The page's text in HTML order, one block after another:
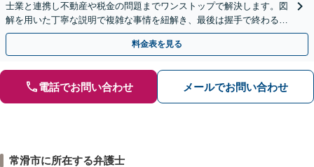
士業と連携し不動産や税金の問題までワンストップで解決します。図
解を用いた丁寧な説明で複雑な事情を紐解き、最後は握手で終わる円
満な解決へ導きます。【東海エリア・神奈川県対応】
料金表を見る
電話でお問い合わせ メールでお問い合わせ
常滑市に所在する弁護士